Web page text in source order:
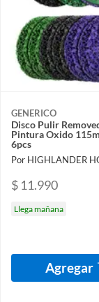
GENERICO
Disco Pulir
Pintura Oxido
6pcs
Por HIGHLANDER
$ 11.990
Llega mañana
Agregar